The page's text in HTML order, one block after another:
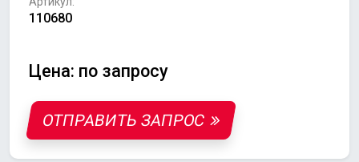
110680
Цена: по запросу
ОТПРАВИТЬ ЗАПРОС